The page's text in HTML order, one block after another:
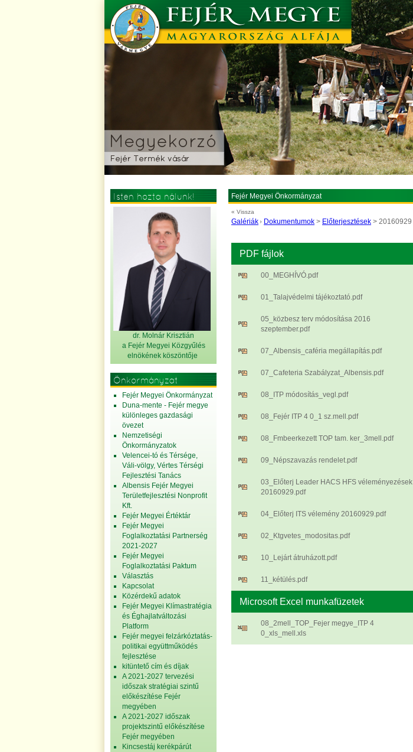
Isten hozta nálunk!
dr. Molnár Krisztián
a Fejér Megyei Közgyűlés
elnökének köszöntője
Önkormányzat
Fejér Megyei Önkormányzat
Duna-mente - Fejér megye
különleges gazdasági
övezet
Nemzetiségi
Önkormányzatok
Velencei-tó és Térsége,
Váli-völgy, Vértes Térségi
Fejlesztési Tanács
Albensis Fejér Megyei
Területfejlesztési Nonprofit
Kft.
Fejér Megyei Értéktár
Fejér Megyei
Foglalkoztatási Partnerség
2021-2027
Fejér Megyei
Foglalkoztatási Paktum
Választás
Kapcsolat
Közérdekű adatok
Fejér Megyei Klímastratégia
és Éghajlatváltozási
Platform
Fejér megyei felzárkóztatás-
politikai együttműködés
fejlesztése
kitüntető cím és díjak
A 2021-2027 tervezési
időszak stratégiai szintű
előkészítése Fejér
megyében
A 2021-2027 időszak
projektszintű előkészítése
Fejér megyében
Kincsestáj kerékpárút
Fejér Megyei Önkormányzat
« Vissza
Galériák Dokumentumok > Előterjesztések > 20160929
PDF fájlok
00_MEGHÍVÓ.pdf
01_Talajvédelmi tájékoztató.pdf
05_közbesz terv módosítása 2016
szeptember.pdf
07_Albensis_caféria megállapítás.pdf
07_Cafeteria Szabályzat_Albensis.pdf
08_ITP módosítás_vegl.pdf
08_Fejér ITP 4 0_1 sz.mell.pdf
08_Fmbeerkezett TOP tam. ker_3mell.pdf
09_Népszavazás rendelet.pdf
03_Előterj Leader HACS HFS véleményezések
20160929.pdf
04_Előterj ITS vélemény 20160929.pdf
02_Ktgvetes_modositas.pdf
10_Lejárt átruházott.pdf
11_kétülés.pdf
Microsoft Excel munkafüzetek
08_2mell_TOP_Fejer megye_ITP 4
0_xls_mell.xls